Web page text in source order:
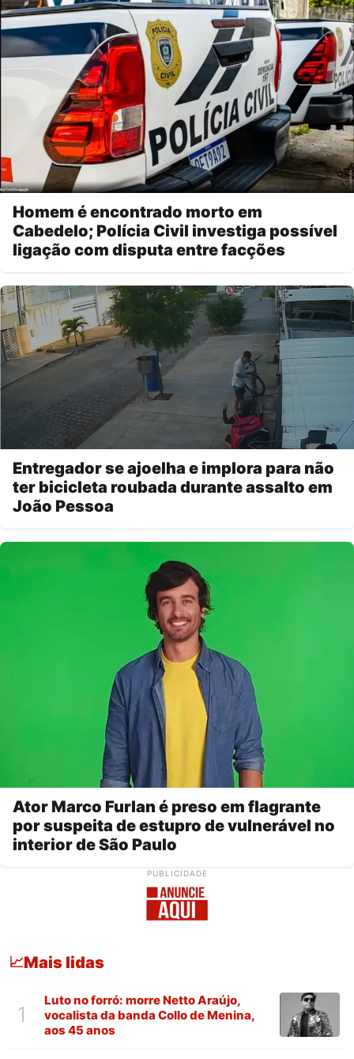
Homem é encontrado morto em
Cabedelo; Polícia Civil investiga possível
ligação com disputa entre facções
Entregador se ajoelha e implora para não
ter bicicleta roubada durante assalto em
João Pessoa
Ator Marco Furlan é preso em flagrante
por suspeita de estupro de vulnerável no
interior de São Paulo
PUBLICIDADE
📈Mais lidas
1
Luto no forró: morre Netto Araújo,
vocalista da banda Collo de Menina,
aos 45 anos